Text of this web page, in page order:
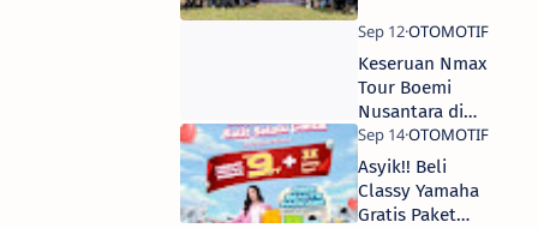
Keseruan Nmax
Tour Boemi
Nusantara di
Kota Bengkulu
Asyik!! Beli
Classy Yamaha
Gratis Paket